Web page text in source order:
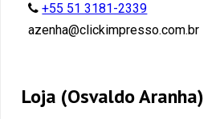
+55 51 3181-2339
azenha@clickimpresso.com.br
Loja (Osvaldo Aranha)